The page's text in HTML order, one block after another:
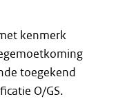
kenmerk
toegekend
O/GS.